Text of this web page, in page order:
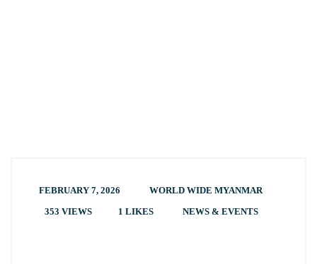
FEBRUARY 7, 2026
WORLD WIDE MYANMAR
353 VIEWS
1LIKES NEWS & EVENTS